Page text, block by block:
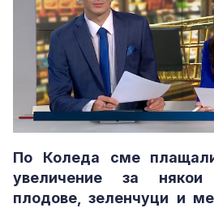
Unmute Loaded:
По Коледа сме
увеличение за
плодове, зеленчуци и